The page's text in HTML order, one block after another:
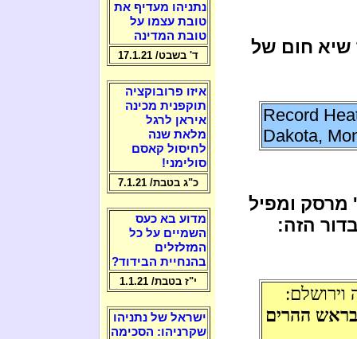
שיא חום של
Record
Dakota,
מרסק ומפיל
הזה:
בראש ההרים
נתניהו מעדיף את
טובת עצמו על
טובת המדינה
ד' בשבט/ 17.1.21
איזו פרובוקציה
תוקפנית מכינה
איראן לרגל
מלאת שנה
לחיסול קאסם
סולימני!
כ"ג בטבת/ 7.1.21
מדוע בא כעס
השמיים על כל
המזלזלים
בהנחיית הבידוד?
י"ז בטבת/ 1.1.21
ישראל של נתניהו
שקרניהו: הסכימה